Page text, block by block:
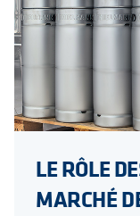
LE RÔLE
MARCHÉ